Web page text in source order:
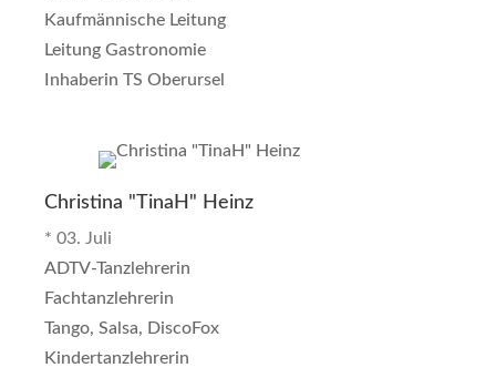
Kaufmännische Leitung
Leitung Gastronomie
Inhaberin TS Oberursel
Christina "TinaH" Heinz
* 03. Juli
ADTV-Tanzlehrerin
Fachtanzlehrerin
Tango, Salsa, DiscoFox
Kindertanzlehrerin